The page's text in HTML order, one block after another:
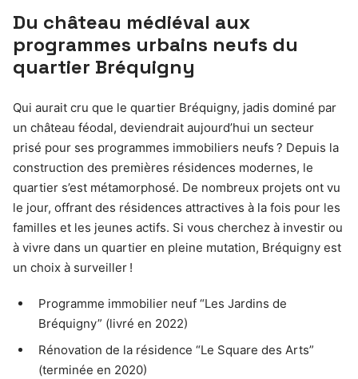
Du château médiéval aux
programmes urbains neufs du
quartier Bréquigny
Qui aurait cru que le quartier Bréquigny, jadis dominé par
un château féodal, deviendrait aujourd’hui un secteur
prisé pour ses programmes immobiliers neufs ? Depuis la
construction des premières résidences modernes, le
quartier s’est métamorphosé. De nombreux projets ont vu
le jour, offrant des résidences attractives à la fois pour les
familles et les jeunes actifs. Si vous cherchez à investir ou
à vivre dans un quartier en pleine mutation, Bréquigny est
un choix à surveiller !
Programme immobilier neuf “Les Jardins de
Bréquigny” (livré en 2022)
Rénovation de la résidence “Le Square des Arts”
(terminée en 2020)